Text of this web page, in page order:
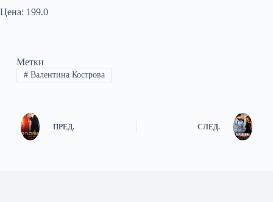
Цена: 199.0
Метки
#Валентина Кострова
ПРЕД. СЛЕД.